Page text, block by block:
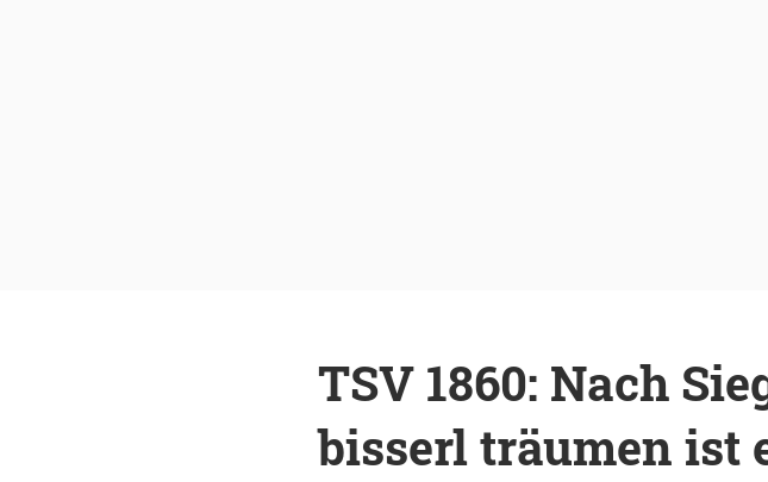
TSV 1860: Nach
bisserl träumen ist